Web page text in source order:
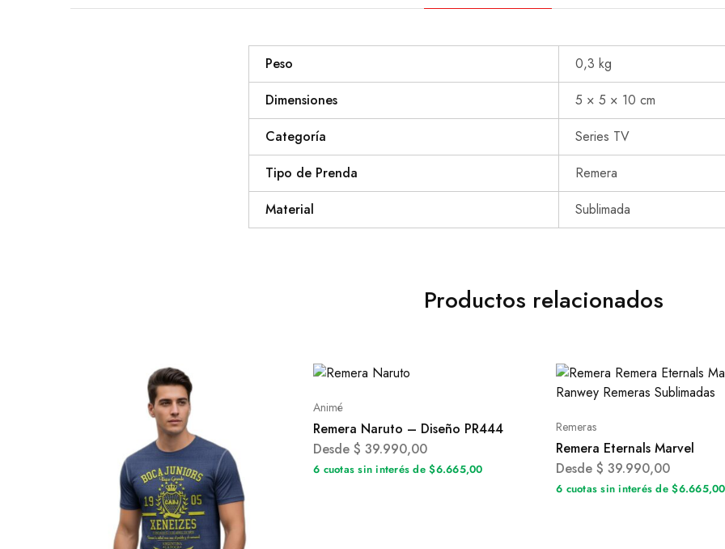
Peso
0,3 kg
Dimensiones
5 × 5 × 10 cm
Categoría
Series TV
Tipo de Prenda
Remera
Material
Sublimada
Productos relacionados
Animé
Remera Naruto – Diseño PR444
Desde $ 39.990,00
6 cuotas sin interés de $6.665,00
Remeras
Remera Eternals Marvel
Desde $ 39.990,00
6 cuotas sin interés de $6.665,00